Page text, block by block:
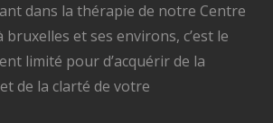
dans la thérapie de notre Centre
et ses environs, c’est le
limité pour d’acquérir de la
de la clarté de votre